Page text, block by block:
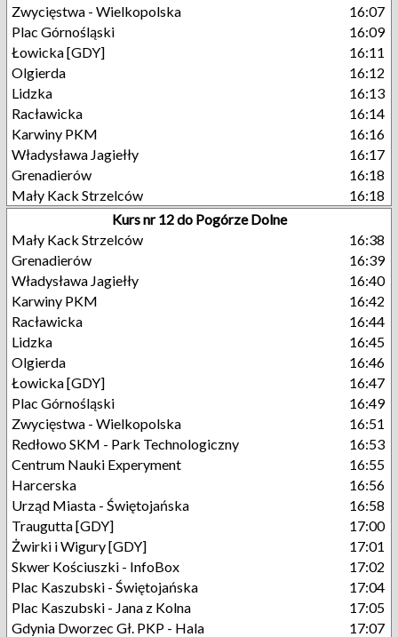
Zwycięstwa - Wielkopolska
16:07
Plac Górnośląski
16:09
Łowicka [GDY]
16:11
Olgierda
16:12
Lidzka
16:13
Racławicka
16:14
Karwiny PKM
16:16
Władysława Jagiełły
16:17
Grenadierów
16:18
Mały Kack Strzelców
16:18
Kurs nr 12 do Pogórze Dolne
Mały Kack Strzelców
16:38
Grenadierów
16:39
Władysława Jagiełły
16:40
Karwiny PKM
16:42
Racławicka
16:44
Lidzka
16:45
Olgierda
16:46
Łowicka [GDY]
16:47
Plac Górnośląski
16:49
Zwycięstwa - Wielkopolska
16:51
Redłowo SKM - Park Technologiczny
16:53
Centrum Nauki Experyment
16:55
Harcerska
16:56
Urząd Miasta - Świętojańska
16:58
Traugutta [GDY]
17:00
Żwirki i Wigury [GDY]
17:01
Skwer Kościuszki - InfoBox
17:02
Plac Kaszubski - Świętojańska
17:04
Plac Kaszubski - Jana z Kolna
17:05
Gdynia Dworzec Gł. PKP - Hala
17:07